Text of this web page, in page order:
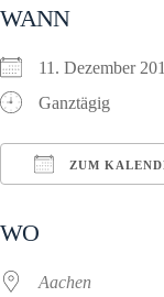
WANN
11. Dezember
Ganztägig
ZUM
WO
Aachen